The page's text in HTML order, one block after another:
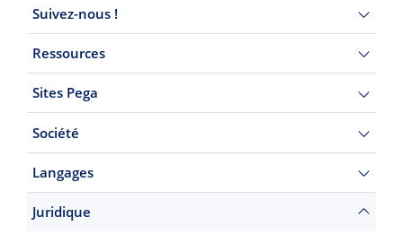
Suivez-nous !
Ressources
Sites Pega
Société
Langages
Juridique